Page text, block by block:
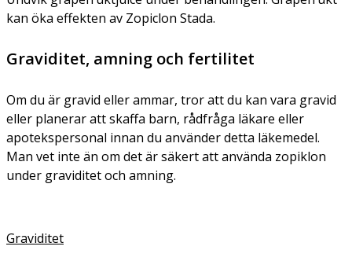
kan öka effekten av Zopiclon Stada.
Graviditet, amning och fertilitet
Om du är gravid eller ammar, tror att du kan vara gravid
eller planerar att skaffa barn, rådfråga läkare eller
apotekspersonal innan du använder detta läkemedel.
Man vet inte än om det är säkert att använda zopiklon
under graviditet och amning.
Graviditet